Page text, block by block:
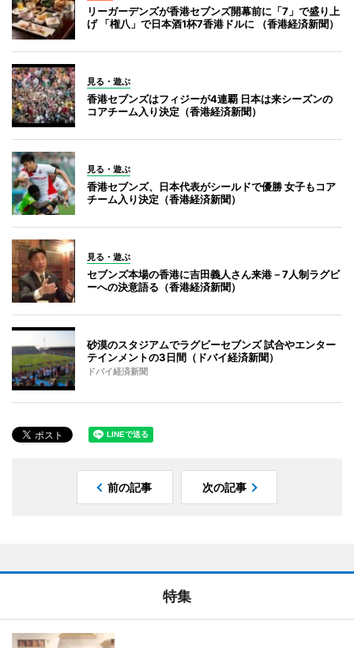
リーガーデンズが香港セブンズ開幕前に「7」で盛り上
げ 「権八」で日本酒1杯7香港ドルに （香港経済新聞）
見る・遊ぶ
香港セブンズはフィジーが4連覇 日本は来シーズンの
コアチーム入り決定（香港経済新聞）
見る・遊ぶ
香港セブンズ、日本代表がシールドで優勝 女子もコア
チーム入り決定（香港経済新聞）
見る・遊ぶ
セブンズ本場の香港に吉田義人さん来港－7人制ラグビ
ーへの決意語る（香港経済新聞）
砂漠のスタジアムでラグビーセブンズ 試合やエンター
テインメントの3日間（ドバイ経済新聞）
ドバイ経済新聞
前の記事 次の記事
特集